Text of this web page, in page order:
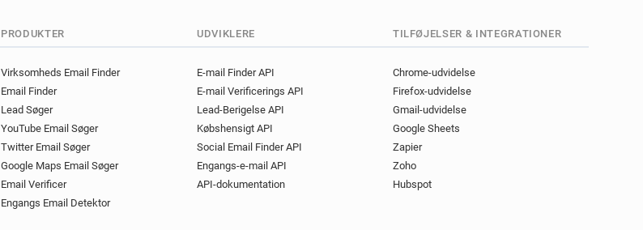
PRODUKTER
Virksomheds Email Finder
Email Finder
Lead Søger
YouTube Email Søger
Twitter Email Søger
Google Maps Email Søger
Email Verificer
Engangs Email Detektor
UDVIKLERE
E-mail Finder API
E-mail Verificerings API
Lead-Berigelse API
Købshensigt API
Social Email Finder API
Engangs-e-mail API
API-dokumentation
TILFØJELSER & INTEGRATIONER
Chrome-udvidelse
Firefox-udvidelse
Gmail-udvidelse
Google Sheets
Zapier
Zoho
Hubspot